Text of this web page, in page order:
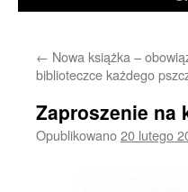
← Nowa książka –
biblioteczce każdego
Zaproszenie na
Opublikowano20 lutego